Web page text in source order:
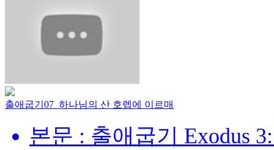
출애굽기07_하나님의 산 호렙에 이르매
본문 : 출애굽기 Exodus